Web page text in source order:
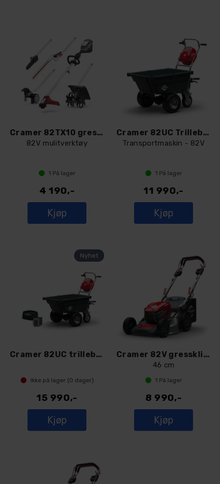
Cramer 82TX10 gresstrimmer
82V mulitverktøy
1 På lager
4 190,-
Kjøp
Cramer 82UC Trillebår
Transportmaskin - 82V
1 På lager
11 990,-
Kjøp
Cramer 82UC trillebår med batteri og lad
Ikke på lager (0 dager)
15 990,-
Kjøp
Cramer 82V gressklipper 82LM46SX
46 cm
1 På lager
8 990,-
Kjøp